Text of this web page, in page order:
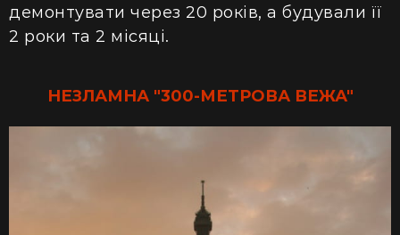
демонтувати через 20 років, а будували її
2 роки та 2 місяці.
НЕЗЛАМНА "300-МЕТРОВАВЕЖА"